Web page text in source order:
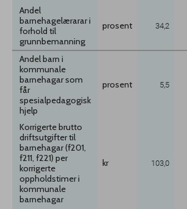
Andel
barnehagelærarar i
forhold til
grunnbemanning
prosent 34,2
Andel barn i
kommunale
barnehagar som
får
spesialpedagogisk
hjelp
prosent 5,5
Korrigerte brutto
driftsutgifter til
barnehagar (f201,
f211, f221) per
korrigerte
oppholdstimer i
kommunale
barnehagar
kr 103,0